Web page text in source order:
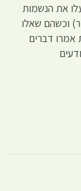
את הנשמות
וכשהם שאלו
אמרו דברים